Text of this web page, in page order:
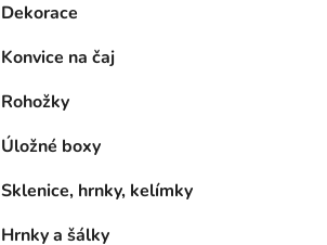
Dekorace
Konvice na čaj
Rohožky
Úložné boxy
Sklenice, hrnky, kelímky
Hrnky a šálky